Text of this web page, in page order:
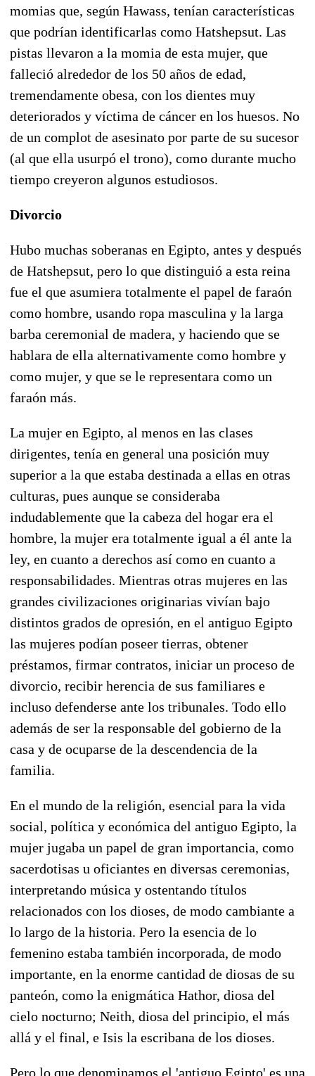
momias que, según Hawass, tenían características
que podrían identificarlas como Hatshepsut. Las
pistas llevaron a la momia de esta mujer, que
falleció alrededor de los 50 años de edad,
tremendamente obesa, con los dientes muy
deteriorados y víctima de cáncer en los huesos. No
de un complot de asesinato por parte de su sucesor
(al que ella usurpó el trono), como durante mucho
tiempo creyeron algunos estudiosos.
Divorcio
Hubo muchas soberanas en Egipto, antes y después
de Hatshepsut, pero lo que distinguió a esta reina
fue el que asumiera totalmente el papel de faraón
como hombre, usando ropa masculina y la larga
barba ceremonial de madera, y haciendo que se
hablara de ella alternativamente como hombre y
como mujer, y que se le representara como un
faraón más.
La mujer en Egipto, al menos en las clases
dirigentes, tenía en general una posición muy
superior a la que estaba destinada a ellas en otras
culturas, pues aunque se consideraba
indudablemente que la cabeza del hogar era el
hombre, la mujer era totalmente igual a él ante la
ley, en cuanto a derechos así como en cuanto a
responsabilidades. Mientras otras mujeres en las
grandes civilizaciones originarias vivían bajo
distintos grados de opresión, en el antiguo Egipto
las mujeres podían poseer tierras, obtener
préstamos, firmar contratos, iniciar un proceso de
divorcio, recibir herencia de sus familiares e
incluso defenderse ante los tribunales. Todo ello
además de ser la responsable del gobierno de la
casa y de ocuparse de la descendencia de la
familia.
En el mundo de la religión, esencial para la vida
social, política y económica del antiguo Egipto, la
mujer jugaba un papel de gran importancia, como
sacerdotisas u oficiantes en diversas ceremonias,
interpretando música y ostentando títulos
relacionados con los dioses, de modo cambiante a
lo largo de la historia. Pero la esencia de lo
femenino estaba también incorporada, de modo
importante, en la enorme cantidad de diosas de su
panteón, como la enigmática Hathor, diosa del
cielo nocturno; Neith, diosa del principio, el más
allá y el final, e Isis la escribana de los dioses.
Pero lo que denominamos el 'antiguo Egipto' es una